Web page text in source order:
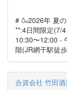
# 🍶2026年 夏
**:4日間限定(7/
10:30〜12:00 -
階(JR網干駅徒
合資会社 竹田